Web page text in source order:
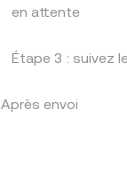
en attente
Étape 3 : suivez
Après envoi